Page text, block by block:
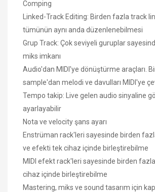
Comping
Linked-Track Editing: Birden fazla track
tümünün aynı anda düzenlenebilmesi
Grup Track: Çok seviyeli guruplar
miks imkanı
Audio'dan MIDI'ye dönüştürme araçları.
sample'dan melodi ve davulları MIDI'ye
Tempo takip: Live gelen audio sinyaline
ayarlayabilir
Nota ve velocity şans ayarı
Enstrüman rack'leri sayesinde birden
ve efekti tek cihaz içinde birleştirebilme
MIDI efekt rack'leri sayesinde birden
cihaz içinde birleştirebilme
Mastering, miks ve sound tasarım için